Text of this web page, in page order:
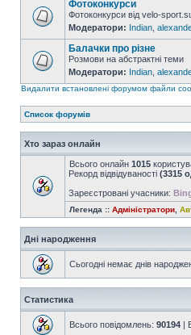
Фотоконкурси
Фотоконкурси від velo-
Модератори: Indian
Балачки про різне
Розмови на абстрактні теми
Модератори: Indian
Видалити встановлені форумом файли
Список форумів
Хто зараз онлайн
Всього онлайн 1015
Рекорд відвідуваності (3315
Зареєстровані учасники:
Легенда :: Адміністратори
Дні народження
Сьогодні немає днів
Статистика
Всього повідомлень: 90194 |